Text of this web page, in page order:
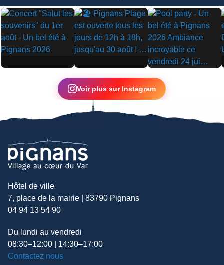
▶ ▶
▶
Voir plus sur Instagram
Hôtel de ville
7, place de la mairie | 83790 Pignans
04 94 13 54 90
Du lundi au vendredi
08:30–12:00 | 14:30–17:00
Contactez nous